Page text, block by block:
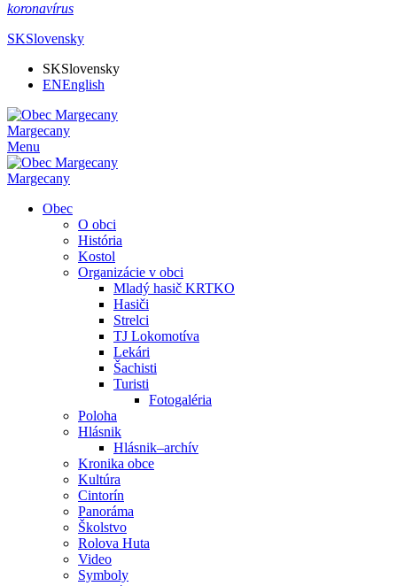
koronavírus
SKSlovensky
SKSlovensky
ENEnglish
Margecany
Menu
Margecany
Obec
O obci
História
Kostol
Organizácie v obci
Mladý hasič KRTKO
Hasiči
Strelci
TJ Lokomotíva
Lekári
Šachisti
Turisti
Fotogaléria
Poloha
Hlásnik
Hlásnik–archív
Kronika obce
Kultúra
Cintorín
Panoráma
Školstvo
Rolova Huta
Video
Symboly